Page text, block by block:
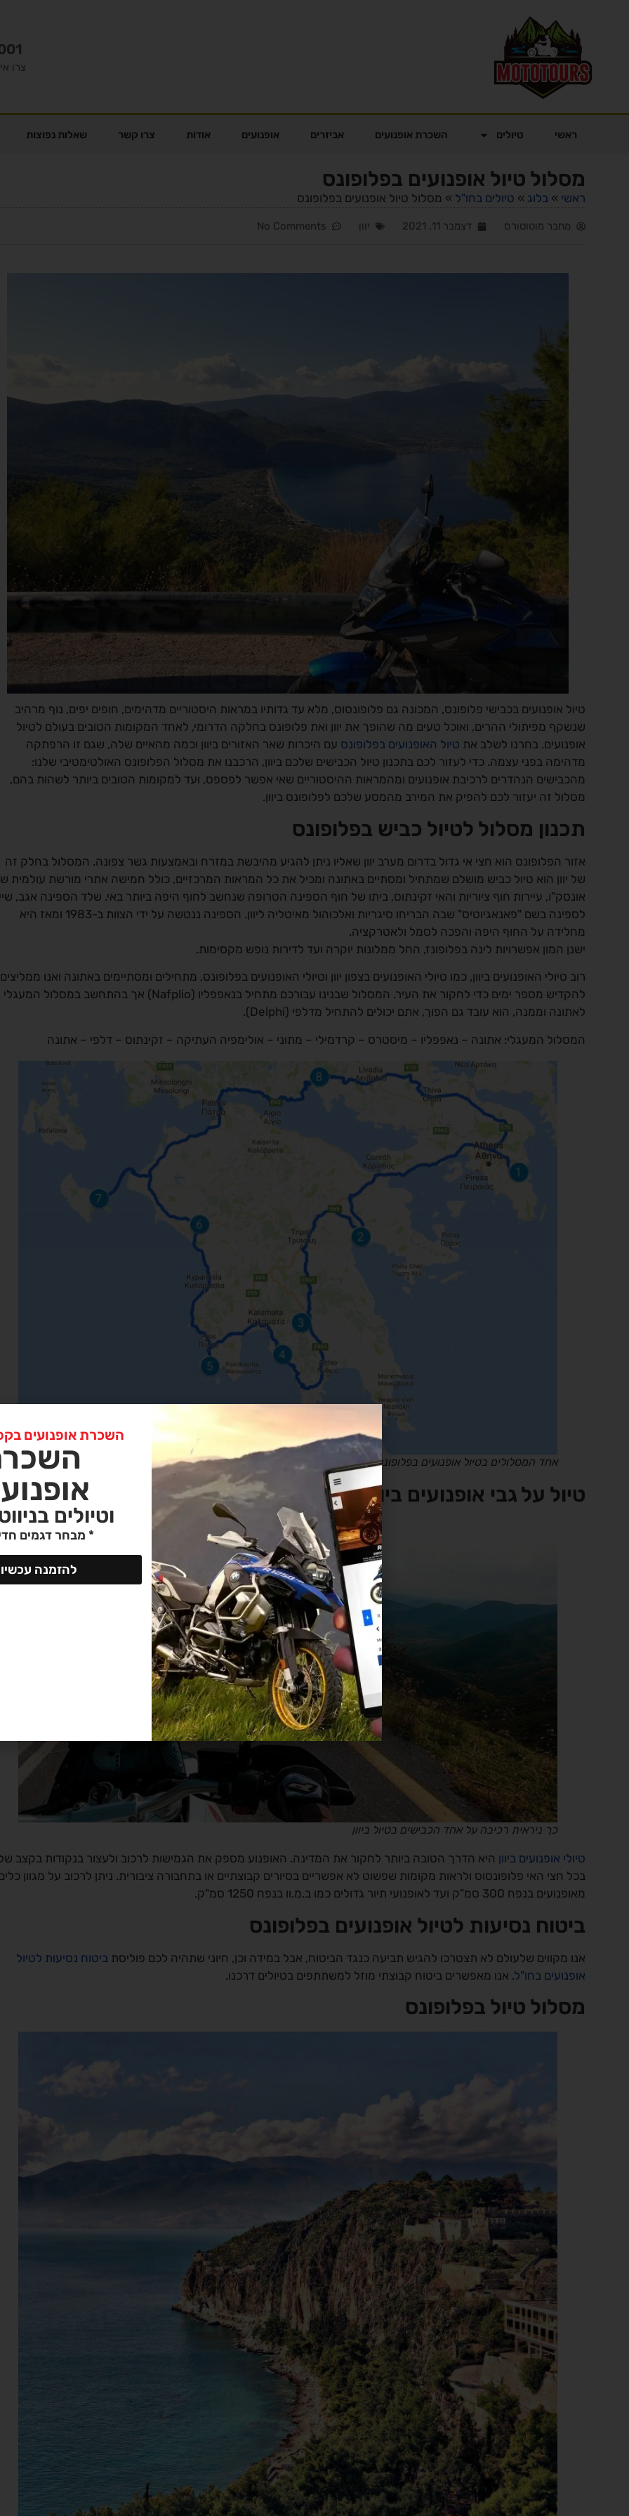
צרו
ראשי טיולים השכרת אופנועים אביזרים אופנועים אודות צרו קשר שאלות נפוצות
מסלול טיול אופנועים בפלופונס
ראשי » בלוג » טיולים בחו"ל » מסלול טיול אופנועים בפלופונס
מחבר מוטוטורס דצמבר 11, 2021 יוון No Comments
טיול אופנועים בכבישי פלופונס, המכונה גם פלופונסוס, מלא עד גדותיו במראות היסטוריים מדהימים, חופים יפים, נוף מרהיב
שנשקף מפיתולי ההרים, ואוכל טעים מה שהופך את יוון ואת פלופונס בחלקה הדרומי, לאחד המקומות הטובים בעולם לטיול
אופנועים. בחרנו לשלב את טיול האופנועים בפלופונס עם היכרות שאר האזורים ביוון וכמה מהאיים שלה, שגם זו הרפתקה
מדהימה בפני עצמה. כדי לעזור לכם בתכנון טיול הכבישים שלכם ביוון, הרכבנו את מסלול הפלופונס האולטימטיבי שלנו:
מהכבישים הנהדרים לרכיבת אופנועים ומהמראות ההיסטוריים שאי אפשר לפספס, ועד למקומות הטובים ביותר לשהות בהם,
מסלול זה יעזור לכם להפיק את המירב מהמסע שלכם לפלופונס ביוון.
תכנון מסלול לטיול כביש בפלופונס
אזור הפלופונס הוא חצי אי גדול בדרום מערב יוון שאליו ניתן להגיע מהיבשת במזרח ובאמצעות גשר צפונה. המסלול בחלק זה
של יוון הוא טיול כביש מושלם שמתחיל ומסתיים באתונה ומכיל את כל המראות המרכזיים, כולל חמישה אתרי מורשת עולמית
אונסק"ו, עיירות חוף ציוריות והאי זקינתוס, ביתו של חוף הספינה הטרופה שנחשב לחוף היפה ביותר באי. שלד הספינה אגב,
לספינה בשם "פאנאגיוטיס" שבה הבריחו סיגריות ואלכוהול מאיטליה ליוון. הספינה ננטשה על ידי הצוות ב-1983 ומאז היא
מחלידה על החוף היפה והפכה לסמל ולאטרקציה.
ישנן המון אפשרויות לינה בפלופונז, החל ממלונות יוקרה ועד לדירות נופש מקסימות.
רוב טיולי האופנועים ביוון, כמו טיולי האופנועים בצפון יוון וטיולי האופנועים בפלופונס, מתחילים ומסתיימים באתונה ואנו ממליצים
להקדיש מספר ימים כדי לחקור את העיר. המסלול שבנינו עבורכם מתחיל בנאפפליו (Nafplio) אך בהתחשב במסלול המעגלי
לאתונה וממנה, הוא עובד גם הפוך, אתם יכולים להתחיל מדלפי (Delphi).
המסלול המעגלי: אתונה – נאפפליו – מיסטרס – קרדמילי – מתוני – אולימפיה העתיקה – זקינתוס – דלפי – אתונה
אחד המסלולים בטיול אופנועים בפלופונס יוון
טיול על גבי אופנועים ביוון
כך ניראית רכיבה על אחד הכבישים בטיול ביוון
טיולי אופנועים ביוון היא הדרך הטובה ביותר לחקור את המדינה. האופנוע מספק את הגמישות לרכוב ולעצור בנקודות בקצב
בכל חצי האי פלופונסוס ולראות מקומות שפשוט לא אפשריים בסיורים קבוצתיים או בתחבורה ציבורית. ניתן לרכוב על מגוון
מאופנועים בנפח 300 סמ"ק ועד לאופנועי תיור גדולים כמו ב.מ.וו בנפח 1250 סמ"ק.
ביטוח נסיעות לטיול אופנועים בפלופונס
אנו מקווים שלעולם לא תצטרכו להגיש תביעה כנגד הביטוח, אבל במידה וכן, חיוני שתהיה לכם פוליסת ביטוח נסיעות לטיול
אופנועים בחו"ל. אנו מאפשרים ביטוח קבוצתי מוזל למשתתפים בטיולים דרכנו.
מסלול טיול בפלופונס
השכרת אופנועים
וטיולים
* מבחר דגמים
להזמנה